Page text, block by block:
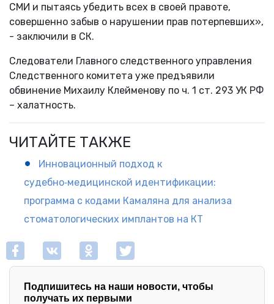
СМИ и пытаясь убедить всех в своей правоте,
совершенно забыв о нарушении прав потерпевших»,
- заключили в СК.
Следователи Главного следственного управления
Следственного комитета уже предъявили
обвинение Михаилу Клейменову по ч. 1 ст. 293 УК РФ
– халатность.
ЧИТАЙТЕ ТАКЖЕ
Инновационный подход к
судебно‑медицинской идентификации:
программа с кодами Камаляна для анализа
стоматологических имплантов на КТ
Подпишитесь на наши новости, чтобы
получать их первыми